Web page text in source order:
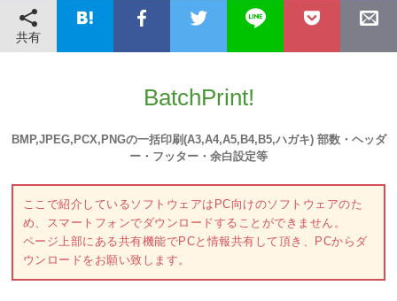
共有
BatchPrint!
BMP,JPEG,PCX,PNGの一括印刷(A3,A4,A5,B4,B5,ハガキ) 部数・ヘッダ
ー・フッター・余白設定等
ここで紹介しているソフトウェアはPC向けのソフトウェアのた
め、スマートフォンでダウンロードすることができません。
ページ上部にある共有機能でPCと情報共有して頂き、PCからダ
ウンロードをお願い致します。